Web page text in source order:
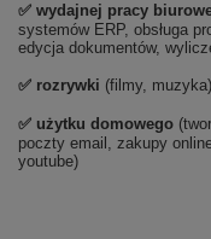
✅ wydajnej pracy
systemów ERP, obsługa
edycja dokumentów,
✅ rozrywki (filmy, muzyka)
✅ użytku domowego
poczty email, zakupy
youtube)